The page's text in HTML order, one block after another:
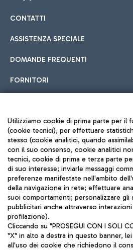
Cucina Internazionale
Fast Food
Hotel in aeroporto
Scegli l'alloggio più adatto e
all'aeroporto.
Car sharing
Con il Car Sharing è ancora più
Treno
Raggiungi velocemente
tramite i servizi ferroviari Trenitalia.
CONTATTI
ASSISTENZA SPECIALE
DOMANDE FREQUENTI
FORNITORI
Seguici sui social
TRAVEL
ITA
Utilizziamo cookie di prima parte per il
(cookie tecnici), per effettuare
stesso (cookie analitici, quando
con il suo consenso, cookie analitici
tecnici, cookie di prima e terza parte
di suo interesse; inviarle messaggi
preferenze manifestate nell'ambito
della navigazione in rete; effettuare
suoi comportamenti; personalizzare gli
pubblicitari anche attraverso
profilazione).
Cliccando su "PROSEGUI CON I SOLI
"X" in alto a destra in questo banner,
all'uso dei cookie che richiedono il